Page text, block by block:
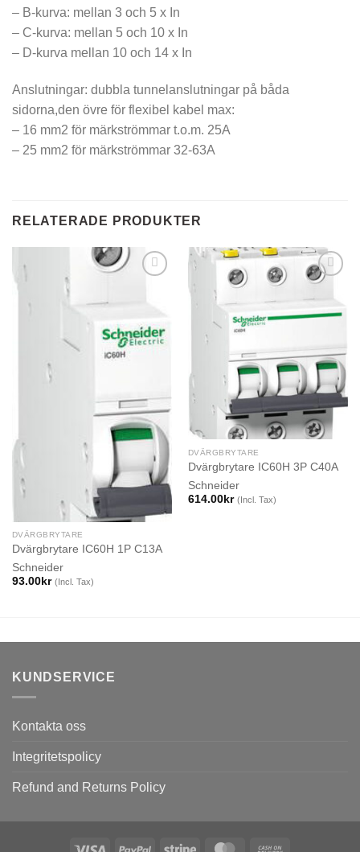
– B-kurva: mellan 3 och 5 x In
– C-kurva: mellan 5 och 10 x In
– D-kurva mellan 10 och 14 x In
Anslutningar: dubbla tunnelanslutningar på båda
sidorna,den övre för flexibel kabel max:
– 16 mm2 för märkströmmar t.o.m. 25A
– 25 mm2 för märkströmmar 32-63A
RELATERADE PRODUKTER
DVÄRGBRYTARE
Dvärgbrytare IC60H 1P C13A
Schneider
93.00kr (Incl. Tax)
DVÄRGBRYTARE
Dvärgbrytare IC60H 3P C40A
Schneider
614.00kr (Incl. Tax)
KUNDSERVICE
Kontakta oss
Integritetspolicy
Refund and Returns Policy